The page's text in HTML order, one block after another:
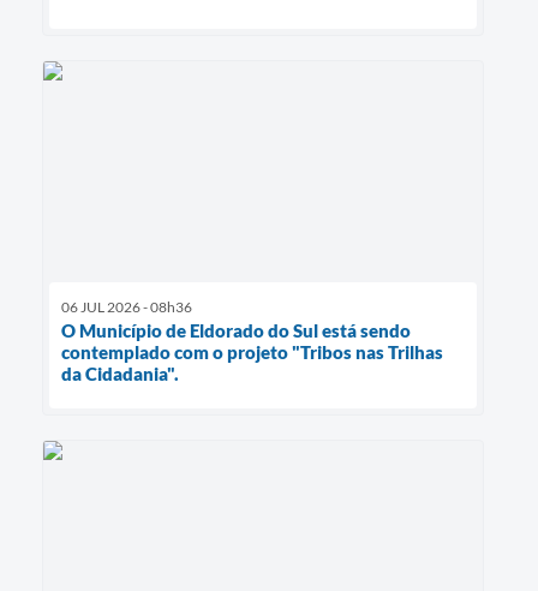
06 JUL 2026 - 08h36
O Município de Eldorado do Sul está sendo
contemplado com o projeto "Tribos nas Trilhas
da Cidadania".